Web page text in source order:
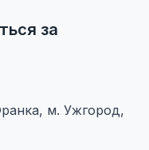
за
м. Ужгород,